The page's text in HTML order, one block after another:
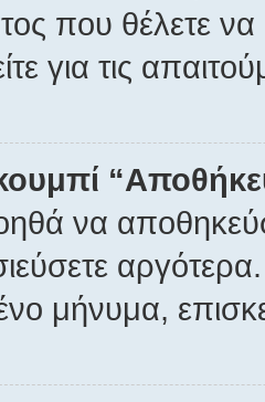
που θέλετε
για τις
κουμπί
να
μήνυμα,